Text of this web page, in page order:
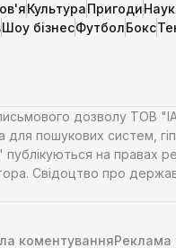
КультураПригоди
Шоу бізнесФутболБокс
дозволу ТОВ
пошукових систем,
на правах
Свідоцтво про
коментуванняРеклама